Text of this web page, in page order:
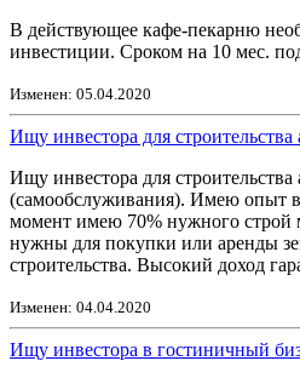
В действующее кафе-пекарню
инвестиции. Сроком на 10 мес.
Изменен: 05.04.2020
Ищу инвестора для строительства
Ищу инвестора для строительства
(самообслуживания). Имею опыт
момент имею 70% нужного строй
нужны для покупки или аренды
строительства. Высокий доход
Изменен: 04.04.2020
Ищу инвестора в гостиничный